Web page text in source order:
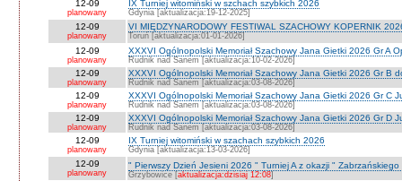
12-09
planowany
IX Turniej witomiński w szchach szybkich 2026
Gdynia [aktualizacja:19-12-2025]
12-09
planowany
VI MIĘDZYNARODOWY FESTIWAL SZACHOWY KOPERNIK
Toruń [aktualizacja:01-01-2026]
12-09
planowany
XXXVI Ogólnopolski Memoriał Szachowy Jana Gietki 2026 Gr A
Rudnik nad Sanem [aktualizacja:10-02-2026]
12-09
planowany
XXXVI Ogólnopolski Memoriał Szachowy Jana Gietki 2026 Gr B
Rudnik nad Sanem [aktualizacja:03-08-2026]
12-09
planowany
XXXVI Ogólnopolski Memoriał Szachowy Jana Gietki 2026 Gr C
Rudnik nad Sanem [aktualizacja:03-08-2026]
12-09
planowany
XXXVI Ogólnopolski Memoriał Szachowy Jana Gietki 2026 Gr D
Rudnik nad Sanem [aktualizacja:03-08-2026]
12-09
planowany
IX Turniej witomiński w szachach szybkich 2026
Gdynia [aktualizacja:13-03-2026]
12-09
planowany
" Pierwszy Dzień Jesieni 2026 " Turniej A z okazji " Zabrzańskiego
Grzybowice [aktualizacja:dzisiaj 12:08]